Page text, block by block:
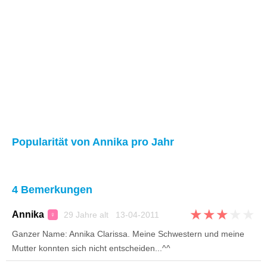
Popularität von Annika pro Jahr
4 Bemerkungen
Annika ♀ 29 Jahre alt 13-04-2011 ★★★
Ganzer Name: Annika Clarissa. Meine Schwestern und meine
Mutter konnten sich nicht entscheiden...^^